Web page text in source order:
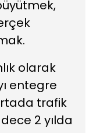
olarak
entegre
trafik
2 yılda